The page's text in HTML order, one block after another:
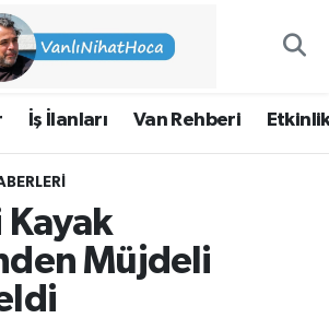
İş İlanları Van Rehberi
Müjdeli
Eczaneler
Durumu ve Fikstür